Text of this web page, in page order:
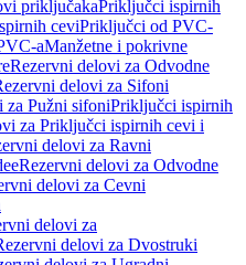
priključakaPriključci ispirnih
ceviPriključci od PVC-
aManžetne i pokrivne
Rezervni delovi za Odvodne
delovi za Sifoni
za Pužni sifoniPriključci ispirnih
za Priključci ispirnih cevi i
delovi za Ravni
Rezervni delovi za Odvodne
delovi za Cevni
delovi za
delovi za Dvostruki